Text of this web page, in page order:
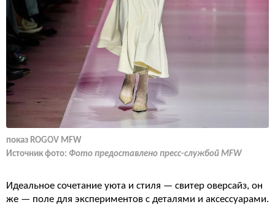
показ ROGOV MFW
Источник фото: Фото предоставлено пресс-службой MFW
Идеальное сочетание уюта и стиля — свитер оверсайз, он
же — поле для экспериментов с деталями и аксессуарами.